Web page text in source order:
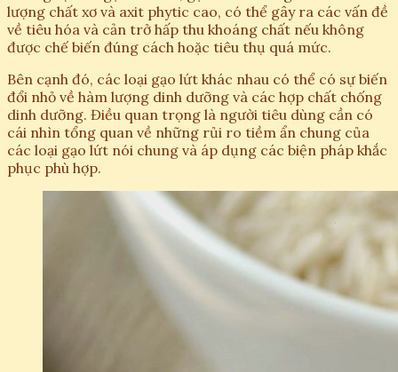
lượng chất xơ và axit phytic cao, có thể gây ra các vấn đề
về tiêu hóa và cản trở hấp thu khoáng chất nếu không
được chế biến đúng cách hoặc tiêu thụ quá mức.
Bên cạnh đó, các loại gạo lứt khác nhau có thể có sự biến
đổi nhỏ về hàm lượng dinh dưỡng và các hợp chất chống
dinh dưỡng. Điều quan trọng là người tiêu dùng cần có
cái nhìn tổng quan về những rủi ro tiềm ẩn chung của
các loại gạo lứt nói chung và áp dụng các biện pháp khắc
phục phù hợp.